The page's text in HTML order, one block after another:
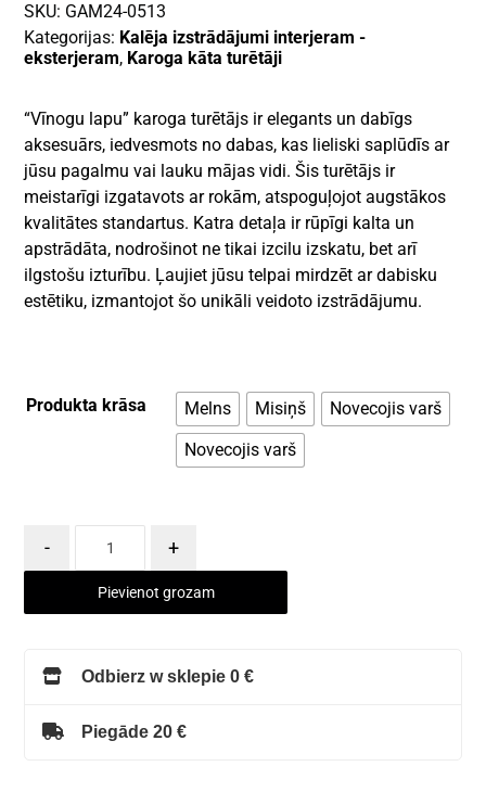
SKU: GAM24-0513
Kategorijas: Kalēja izstrādājumi interjeram -
eksterjeram, Karoga kāta turētāji
“Vīnogu lapu” karoga turētājs ir elegants un dabīgs
aksesuārs, iedvesmots no dabas, kas lieliski saplūdīs ar
jūsu pagalmu vai lauku mājas vidi. Šis turētājs ir
meistarīgi izgatavots ar rokām, atspoguļojot augstākos
kvalitātes standartus. Katra detaļa ir rūpīgi kalta un
apstrādāta, nodrošinot ne tikai izcilu izskatu, bet arī
ilgstošu izturību. Ļaujiet jūsu telpai mirdzēt ar dabisku
estētiku, izmantojot šo unikāli veidoto izstrādājumu.
Produkta krāsa Melns Misiņš
Novecojis varš
Novecojis varš
- +
Pievienot grozam
Odbierz w sklepie 0 €
Piegāde 20 €